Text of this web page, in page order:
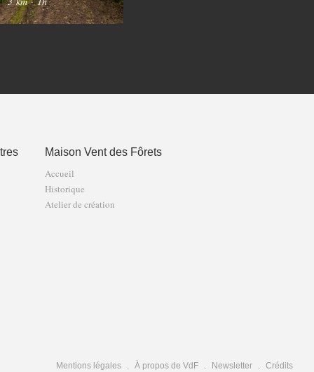
Maison Vent des Fôrets
Accueil
Historique
Atelier de création
Mentions légales À propos de VdF Newsletter Crédits